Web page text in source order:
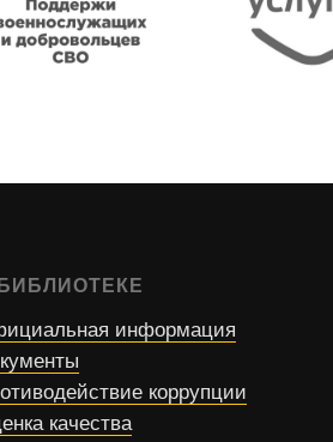
информация
коррупции
качества